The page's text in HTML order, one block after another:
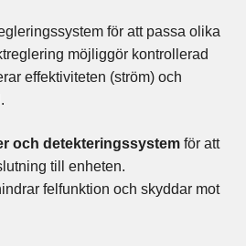
för att passa olika
möjliggör kontrollerad
effektiviteten (ström) och
och detekteringssystem för att
till enheten.
felfunktion och skyddar mot